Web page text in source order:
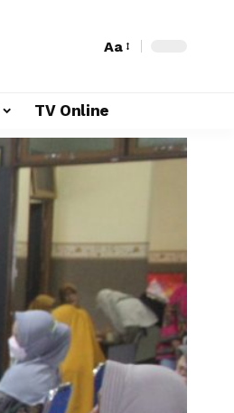
Aa
TV Online